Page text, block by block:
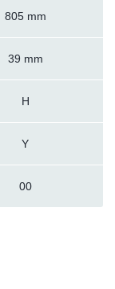
805 mm
39 mm
H
Y
00